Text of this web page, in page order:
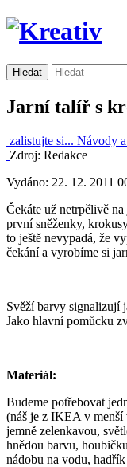
Jarní talíř s
zalistujte si... Návody
Zdroj: Redakce
Vydáno: 22. 12. 2011
Čekáte už netrpělivě
první sněženky,
to ještě nevypadá, že
čekání a vyrobíme si
Svěží barvy signalizují
Jako hlavní pomůcku
Materiál:
Budeme potřebovat
(náš je z IKEA v
jemně zelenkavou,
hnědou barvu,
nádobu na vodu,